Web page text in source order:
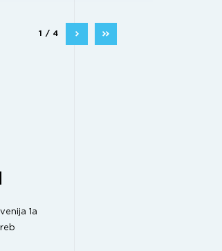
1 / 4
1a